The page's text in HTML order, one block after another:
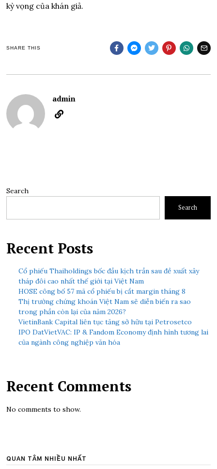
kỳ vọng của khán giả.
SHARE THIS
admin
Search
Search
Recent Posts
Cổ phiếu Thaiholdings bốc đầu kịch trần sau đề xuất xây
tháp đôi cao nhất thế giới tại Việt Nam
HOSE công bố 57 mã cổ phiếu bị cắt margin tháng 8
Thị trường chứng khoán Việt Nam sẽ diễn biến ra sao
trong phần còn lại của năm 2026?
VietinBank Capital liên tục tăng sở hữu tại Petrosetco
IPO DatVietVAC: IP & Fandom Economy định hình tương lai
của ngành công nghiệp văn hóa
Recent Comments
No comments to show.
QUAN TÂM NHIỀU NHẤT